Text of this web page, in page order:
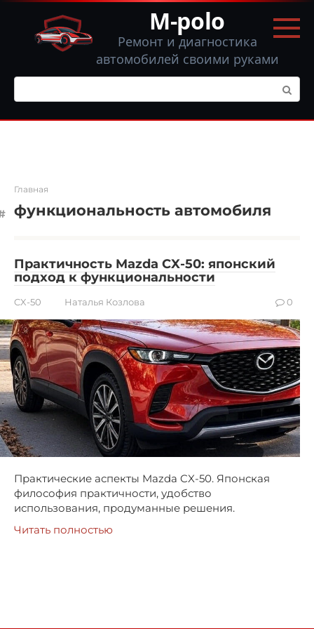
Перейти
контенту
M-polo
Ремонт и диагностика
автомобилей своими руками
Поиск:
Главная
функциональность автомобиля
Практичность Mazda CX-50: японский
подход к функциональности
CX-50 Наталья Козлова 0
Практические аспекты Mazda CX-50. Японская
философия практичности, удобство
использования, продуманные решения.
Читать полностью